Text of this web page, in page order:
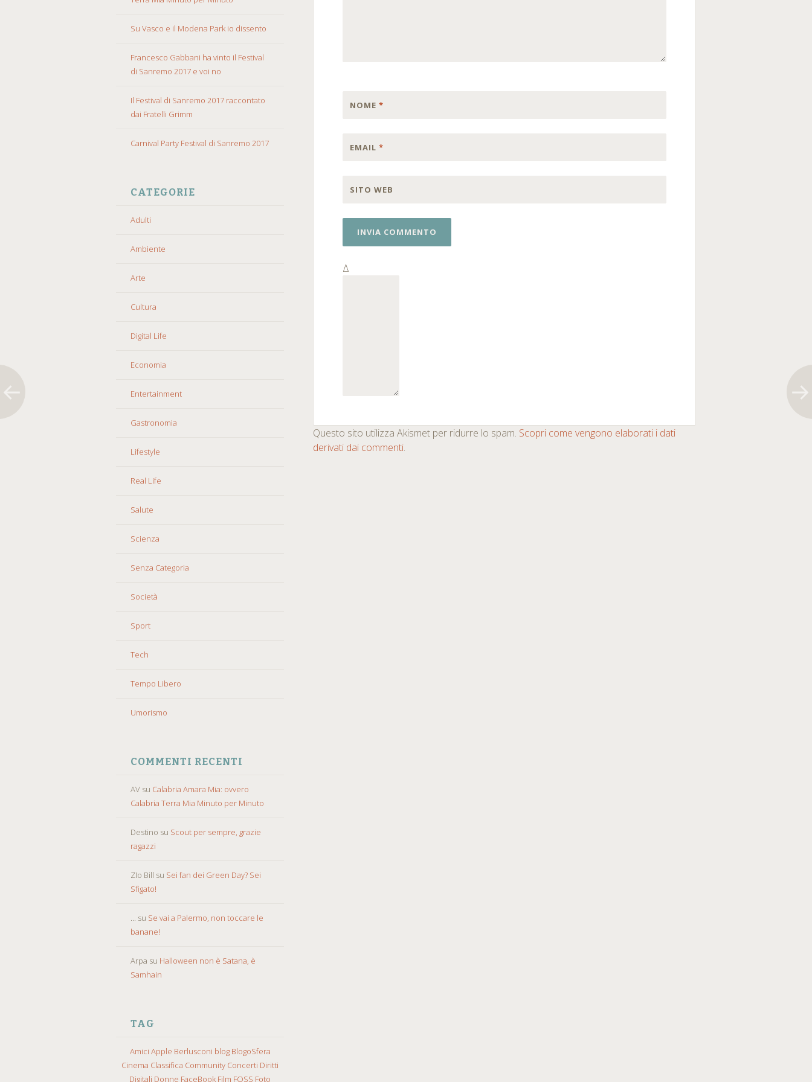
Su Vasco e il Modena Park io dissento
Francesco Gabbani ha vinto il Festival
di Sanremo 2017 e voi no
Il Festival di Sanremo 2017 raccontato
dai Fratelli Grimm
Carnival Party Festival di Sanremo 2017
CATEGORIE
Adulti
Ambiente
Arte
Cultura
Digital Life
Economia
Entertainment
Gastronomia
Lifestyle
Real Life
Salute
Scienza
Senza Categoria
Società
Sport
Tech
Tempo Libero
Umorismo
COMMENTI RECENTI
AV su Calabria Amara Mia: ovvero
Calabria Terra Mia Minuto per Minuto
Destino su Scout per sempre, grazie
ragazzi
ZIo Bill su Sei fan dei Green Day? Sei
Sfigato!
... su Se vai a Palermo, non toccare le
banane!
Arpa su Halloween non è Satana, è
Samhain
TAG
Amici Apple Berlusconi blog BlogoSfera
Cinema Classifica Community Concerti Diritti
Digitali Donne FaceBook Film FOSS Foto
NOME*
EMAIL*
SITO WEB
Δ
Questo sito utilizza Akismet per ridurre lo spam. Scopri come vengono elaborati i dati
derivati dai commenti.